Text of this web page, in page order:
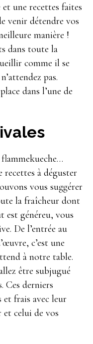
une recettes faites
venir détendre vos
manière !
dans toute la
comme il se
pas.
dans l’une de
à déguster
vous suggérer
la fraîcheur dont
est généreu, vous
De l’entrée au
c’est une
à notre table.
être subjugué
Ces derniers
et frais avec leur
celui de vos